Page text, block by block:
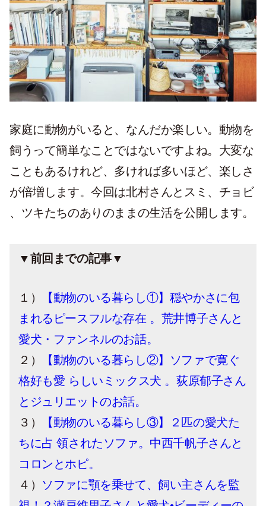
家庭に動物がいると、なんだか楽しい。動物を
飼うって簡単なことではないですよね。大変な
こともあるけれど、多ければ多いほど、楽しさ
が倍増します。今回は北村さんとスミ、チョビ
、ツキたちのありのままの生活を公開します。
▼前回までの記事▼
１）
【動物のいる暮らし①】穏やかさに包
まれるピースフルな存在 。荒井博子さんと
愛犬・ファンネルのお話。
２）
【動物のいる暮らし②】ソファで寛ぐ
格好も愛 らしいミックス犬 。荻原郁子さん
とジュリエットのお話。
３）
【動物のいる暮らし③】２匹の愛犬た
ちに占 領されたソファ。中西千帆子さんと
コロンとホピ。
４） ソファに顎を乗せて、飼い主さんを監